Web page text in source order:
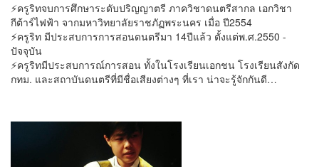
⚡️ครูริทจบการศึกษาระดับปริญญาตรี ภาควิชาดนตรีสากล เอกวิชา
กีต้าร์ไฟฟ้า จากมหาวิทยาลัยราชภัฏพระนคร เมื่อ ปี2554
⚡️ครูริท มีประสบการการสอนดนตรีมา 14ปีแล้ว ตั้งแต่พ.ศ.2550 -
ปัจจุบัน
⚡️ครูริทมีประสบการณ์การสอน ทั้งในโรงเรียนเอกชน โรงเรียนสังกัด
กทม. และสถาบันดนตรีที่มีชื่อเสียงต่างๆ ที่เรา น่าจะรู้จักกันดี…